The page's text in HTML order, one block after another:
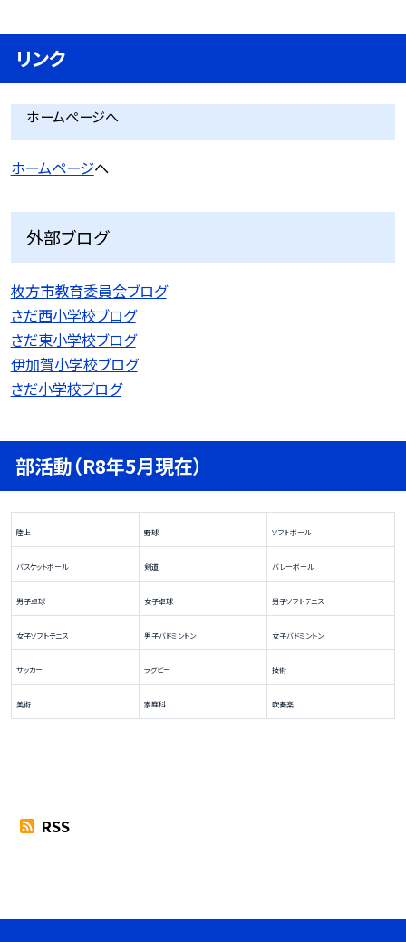
リンク
ホームページへ
ホームページへ
外部ブログ
枚方市教育委員会ブログ
さだ西小学校ブログ
さだ東小学校ブログ
伊加賀小学校ブログ
さだ小学校ブログ
部活動（R8年5月現在）
陸上 野球 ソフトボール
バスケットボール 剣道 バレーボール
男子卓球 女子卓球 男子ソフトテニス
女子ソフトテニス 男子バドミントン 女子バドミントン
サッカー ラグビー 技術
美術 家庭科 吹奏楽
RSS